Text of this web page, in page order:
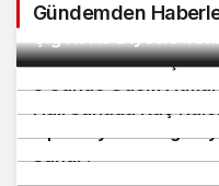
Gündemden
2
H2 Vitamini Ne İşe
3
4
5
6